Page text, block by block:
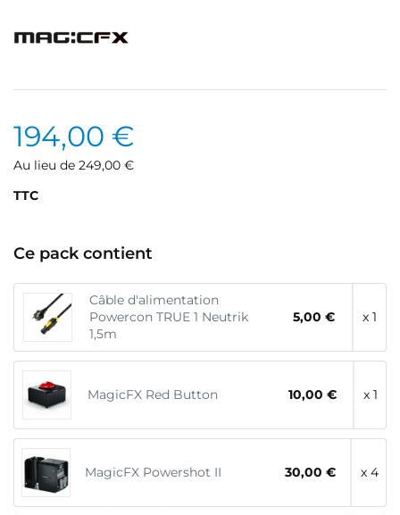
194,00 €
Au lieu de 249,00 €
TTC
Ce pack contient
Câble d'alimentation
Powercon TRUE 1 Neutrik
1,5m
5,00 € x 1
MagicFX Red Button 10,00 € x 1
MagicFX Powershot II 30,00 € x 4